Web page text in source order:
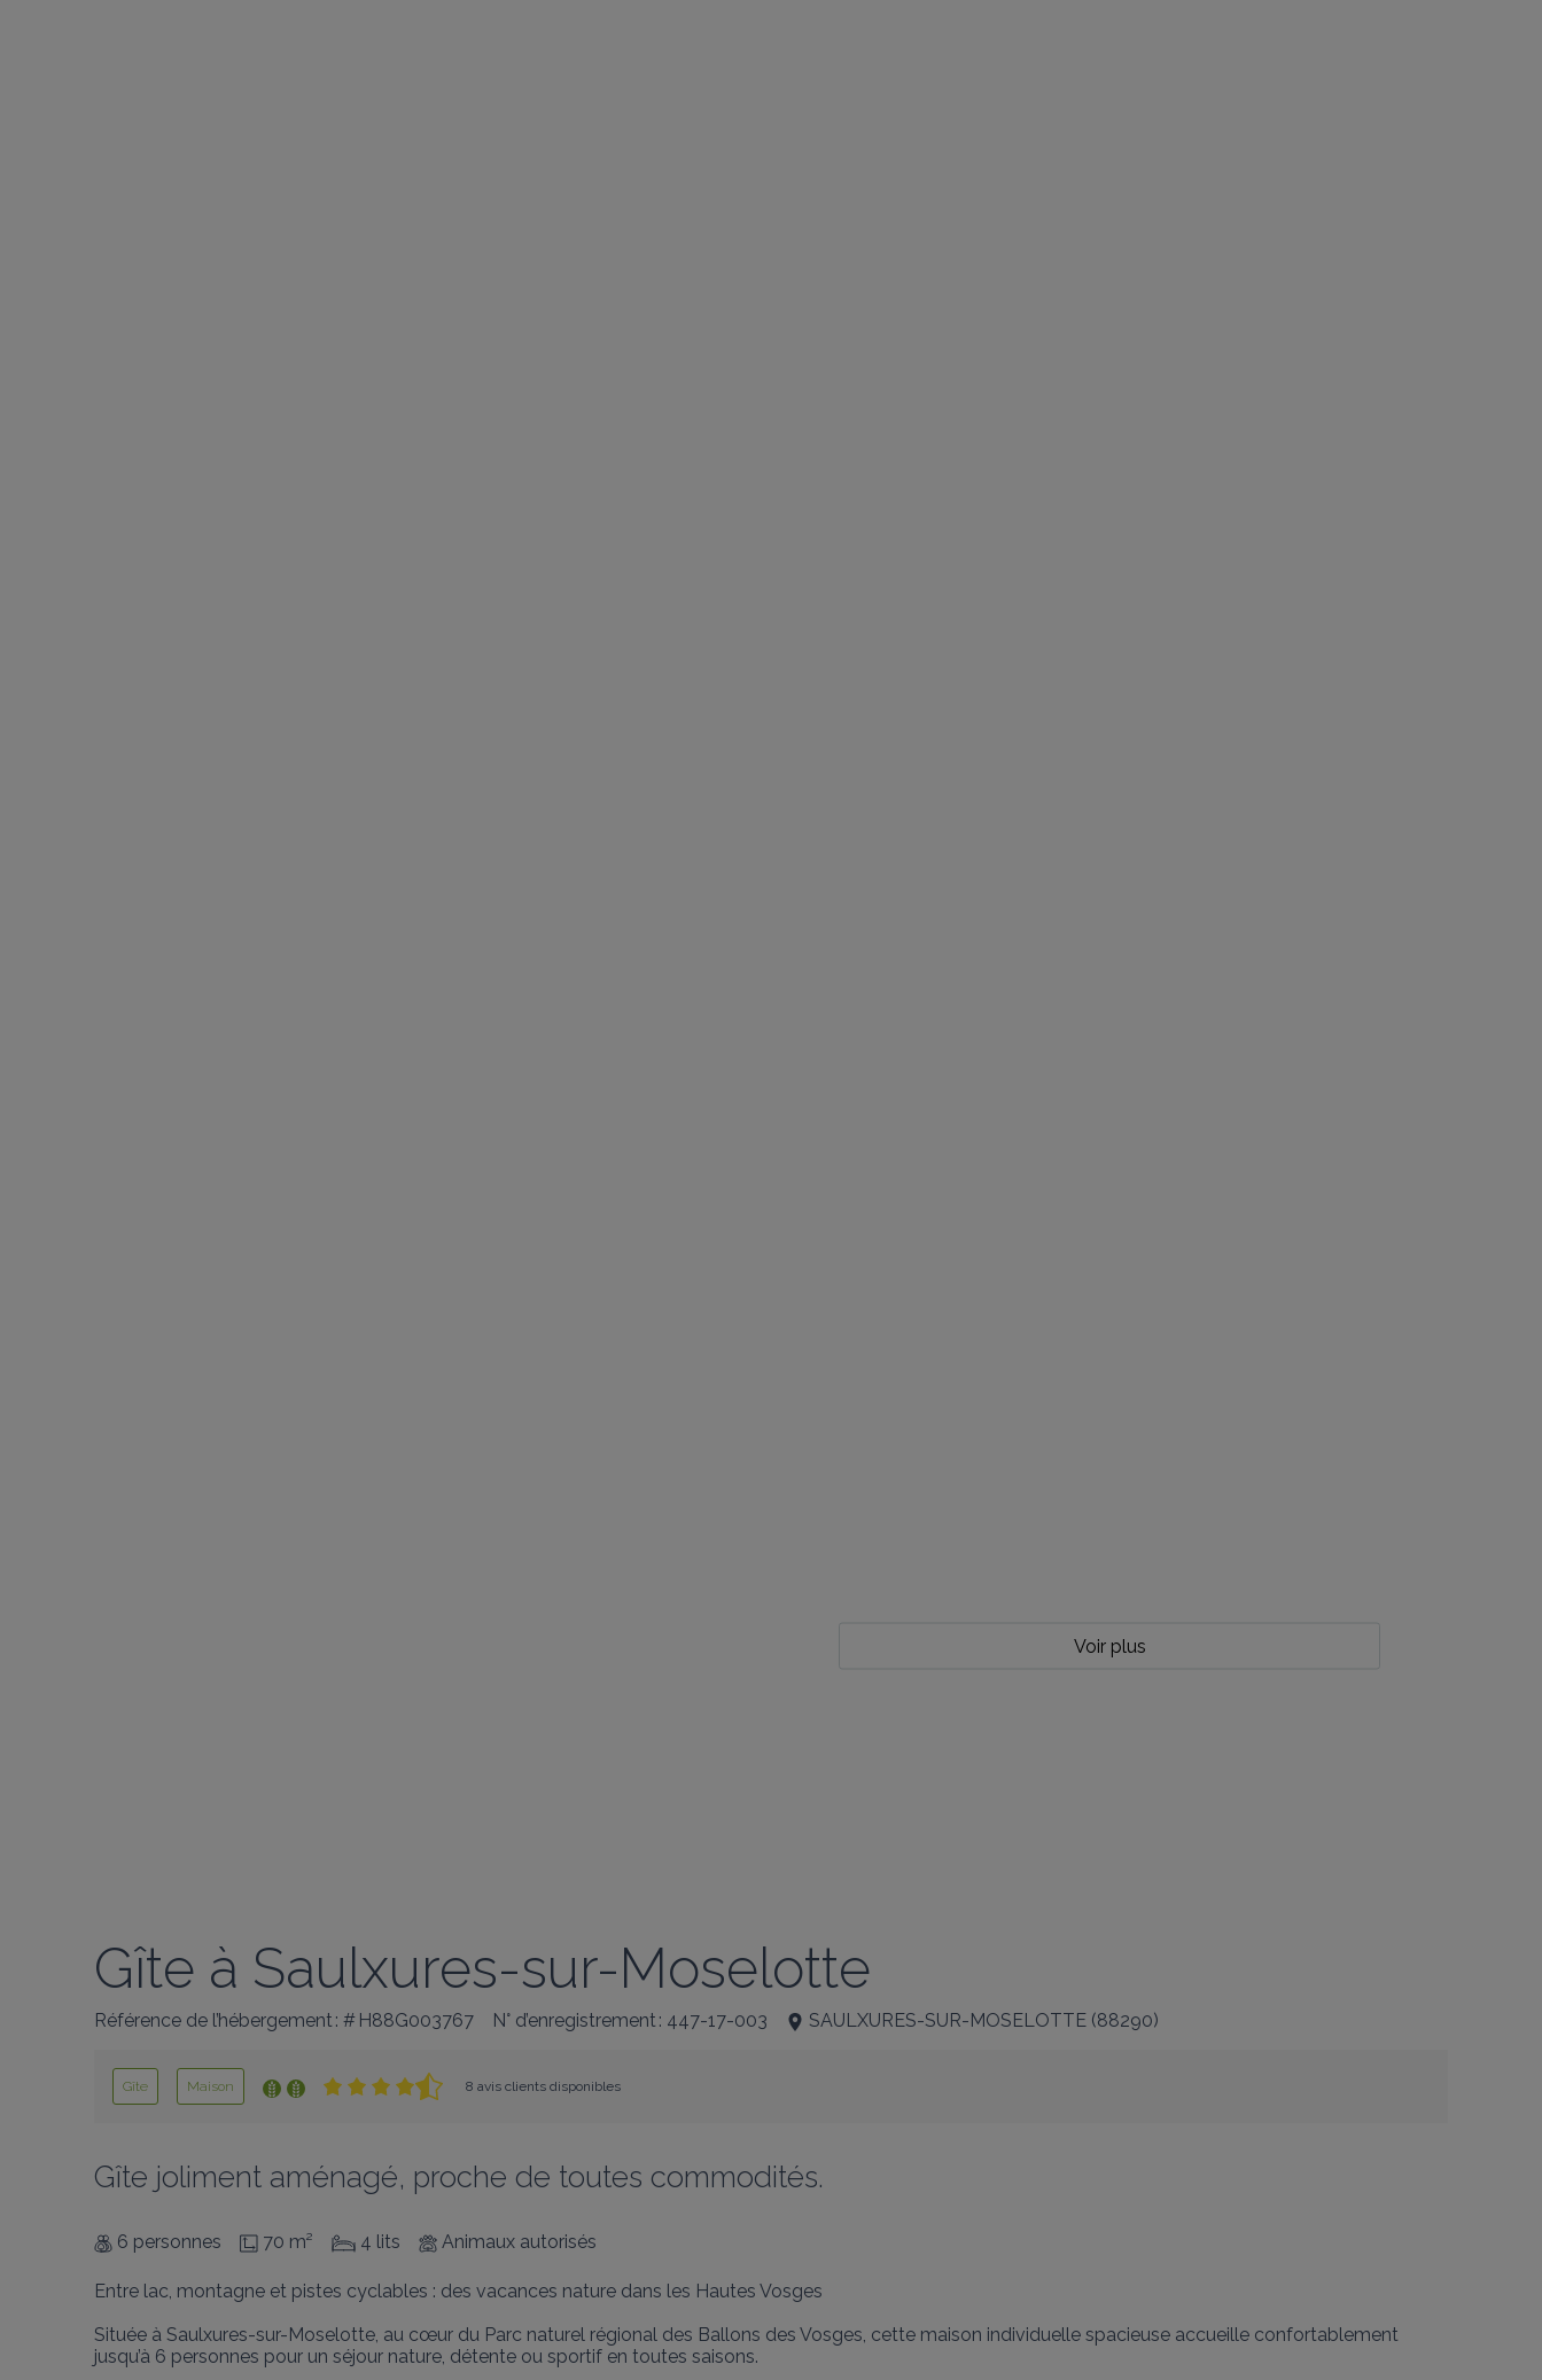
Voir plus
Gîte à Saulxures-sur-Moselotte
Référence de l’hébergement : # H88G003767 N° d’enregistrement : 447-17-003 SAULXURES-SUR-MOSELOTTE (88290)
Gîte Maison 8 avis clients disponibles
Gîte joliment aménagé, proche de toutes commodités.
6 personnes 70 m² 4 lits Animaux autorisés
Entre lac, montagne et pistes cyclables : des vacances nature dans les Hautes Vosges
Située à Saulxures-sur-Moselotte, au cœur du Parc naturel régional des Ballons des Vosges, cette maison individuelle spacieuse accueille confortablement
jusqu’à 6 personnes pour un séjour nature, détente ou sportif en toutes saisons.